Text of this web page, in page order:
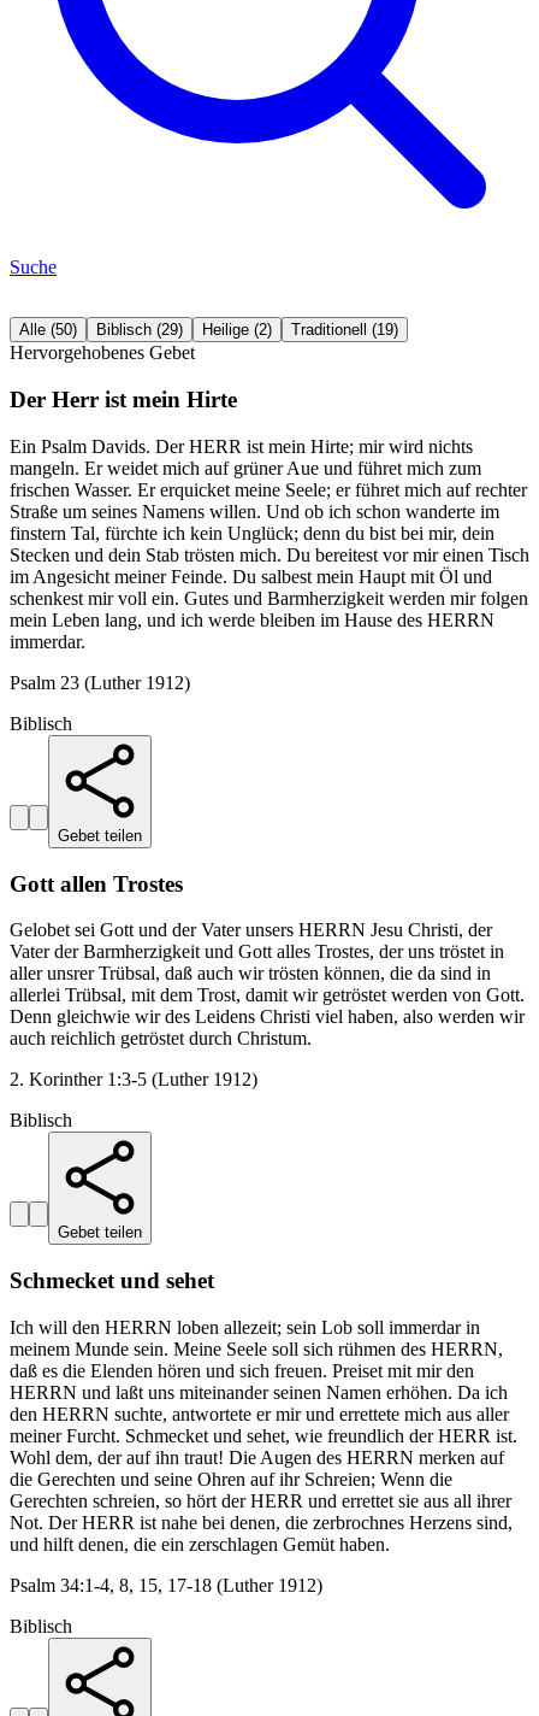
Suche
Alle (50) Biblisch (29) Heilige (2) Traditionell (19)
Hervorgehobenes Gebet
Der Herr ist mein Hirte
Ein Psalm Davids. Der HERR ist mein Hirte; mir wird nichts
mangeln. Er weidet mich auf grüner Aue und führet mich zum
frischen Wasser. Er erquicket meine Seele; er führet mich auf rechter
Straße um seines Namens willen. Und ob ich schon wanderte im
finstern Tal, fürchte ich kein Unglück; denn du bist bei mir, dein
Stecken und dein Stab trösten mich. Du bereitest vor mir einen Tisch
im Angesicht meiner Feinde. Du salbest mein Haupt mit Öl und
schenkest mir voll ein. Gutes und Barmherzigkeit werden mir folgen
mein Leben lang, und ich werde bleiben im Hause des HERRN
immerdar.
Psalm 23 (Luther 1912)
Biblisch
Gebet teilen
Gott allen Trostes
Gelobet sei Gott und der Vater unsers HERRN Jesu Christi, der
Vater der Barmherzigkeit und Gott alles Trostes, der uns tröstet in
aller unsrer Trübsal, daß auch wir trösten können, die da sind in
allerlei Trübsal, mit dem Trost, damit wir getröstet werden von Gott.
Denn gleichwie wir des Leidens Christi viel haben, also werden wir
auch reichlich getröstet durch Christum.
2. Korinther 1:3-5 (Luther 1912)
Biblisch
Gebet teilen
Schmecket und sehet
Ich will den HERRN loben allezeit; sein Lob soll immerdar in
meinem Munde sein. Meine Seele soll sich rühmen des HERRN,
daß es die Elenden hören und sich freuen. Preiset mit mir den
HERRN und laßt uns miteinander seinen Namen erhöhen. Da ich
den HERRN suchte, antwortete er mir und errettete mich aus aller
meiner Furcht. Schmecket und sehet, wie freundlich der HERR ist.
Wohl dem, der auf ihn traut! Die Augen des HERRN merken auf
die Gerechten und seine Ohren auf ihr Schreien; Wenn die
Gerechten schreien, so hört der HERR und errettet sie aus all ihrer
Not. Der HERR ist nahe bei denen, die zerbrochnes Herzens sind,
und hilft denen, die ein zerschlagen Gemüt haben.
Psalm 34:1-4, 8, 15, 17-18 (Luther 1912)
Biblisch